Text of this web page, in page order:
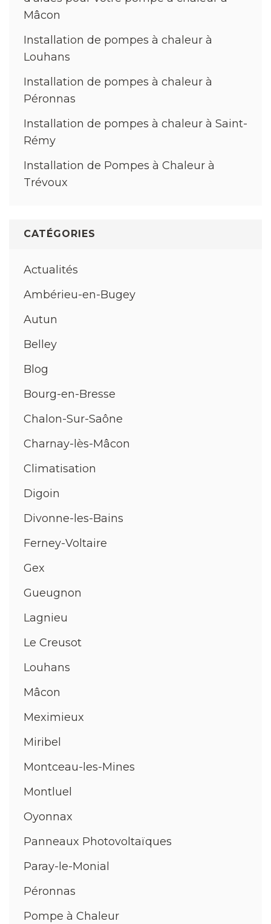
Mâcon
Installation de pompes à chaleur à
Louhans
Installation de pompes à chaleur à
Péronnas
Installation de pompes à chaleur à Saint-
Rémy
Installation de Pompes à Chaleur à
Trévoux
CATÉGORIES
Actualités
Ambérieu-en-Bugey
Autun
Belley
Blog
Bourg-en-Bresse
Chalon-Sur-Saône
Charnay-lès-Mâcon
Climatisation
Digoin
Divonne-les-Bains
Ferney-Voltaire
Gex
Gueugnon
Lagnieu
Le Creusot
Louhans
Mâcon
Meximieux
Miribel
Montceau-les-Mines
Montluel
Oyonnax
Panneaux Photovoltaïques
Paray-le-Monial
Péronnas
Pompe à Chaleur